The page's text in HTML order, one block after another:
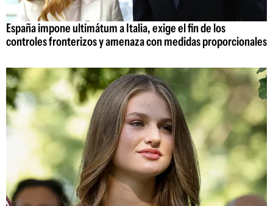
España impone ultimátum a Italia, exige el fin de los
controles fronterizos y amenaza con medidas proporcionales